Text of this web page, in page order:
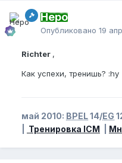
Неро
Опубликовано 19
Richter ,
Как успехи, тренишь? :hy
май 2010: BPEL14/EG
Тренировка ICM